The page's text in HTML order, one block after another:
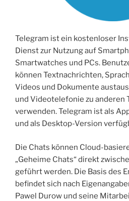
Telegram ist ein kostenloser
Dienst zur Nutzung auf
Smartwatches und PCs.
können Textnachrichten,
Videos und Dokumente
und Videotelefonie zu anderen
verwenden. Telegram ist als
und als Desktop-Version
Die Chats können Cloud-
„Geheime Chats“ direkt
geführt werden. Die Basis des
befindet sich nach
Pawel Durow und seine